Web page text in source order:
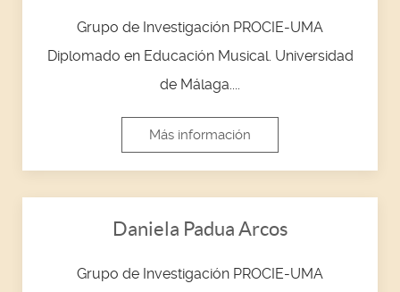
Grupo de Investigación PROCIE-UMA
Diplomado en Educación Musical. Universidad
de Málaga....
Más información
Daniela Padua Arcos
Grupo de Investigación PROCIE-UMA